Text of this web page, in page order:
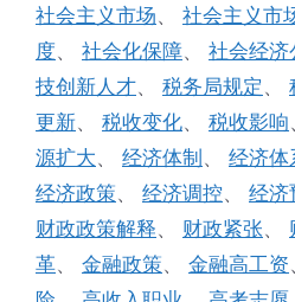
社会主义市场、 社会主义市
度、 社会化保障、 社会经济
技创新人才、 税务局规定 、
更新、 税收变化、 税收影响
源扩大、 经济体制 、 经济体
经济政策、 经济调控、 经济
财政政策解释、 财政紧张、
革、 金融政策、 金融高工资